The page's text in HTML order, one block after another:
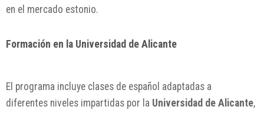
en el mercado estonio.
Formación en la Universidad de Alicante
El programa incluye clases de español adaptadas a
diferentes niveles impartidas por la Universidad de Alicante,